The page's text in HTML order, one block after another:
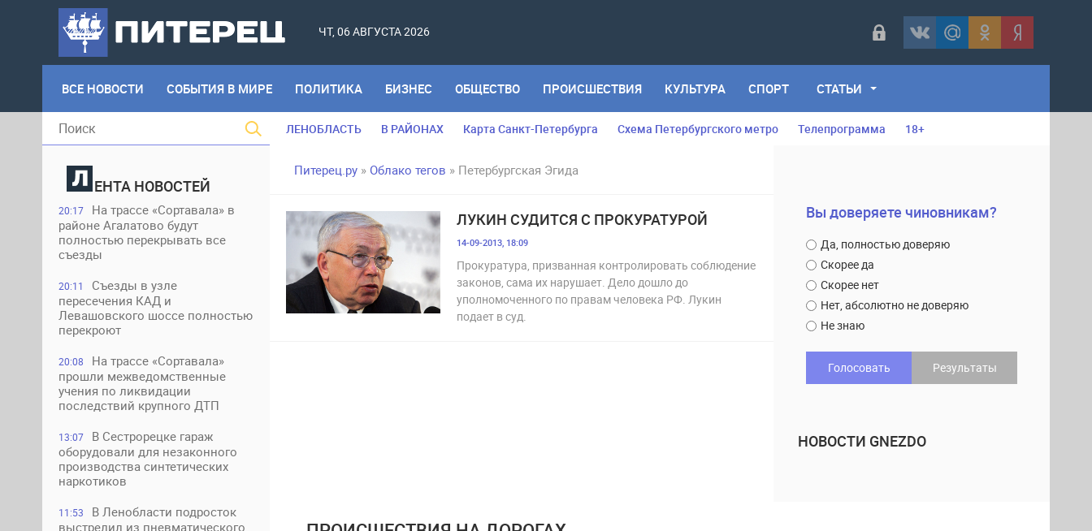
ЧТ, 06 АВГУСТА 2026
ВСЕ НОВОСТИ СОБЫТИЯ В МИРЕ ПОЛИТИКА БИЗНЕС ОБЩЕСТВО ПРОИСШЕСТВИЯ КУЛЬТУРА СПОРТ СТАТЬИ
ЕНТА НОВОСТЕЙ
20:17
На трассе «Сортавала» в
районе Агалатово будут
полностью перекрывать все
съезды
20:11
Съезды в узле
пересечения КАД и
Левашовского шоссе полностью
перекроют
20:08
На трассе «Сортавала»
прошли межведомственные
учения по ликвидации
последствий крупного ДТП
13:07
В Сестрорецке гараж
оборудовали для незаконного
производства синтетических
наркотиков
11:53
В Ленобласти подросток
выстрелил из пневматического
ЛЕНОБЛАСТЬ В РАЙОНАХ Карта Санкт-Петербурга Схема Петербургского метро Телепрограмма 18+
Питерец.ру » Облако тегов » Петербургская Эгида
ЛУКИН СУДИТСЯ С ПРОКУРАТУРОЙ
14-09-2013, 18:09
Прокуратура, призванная контролировать соблюдение
законов, сама их нарушает. Дело дошло до
уполномоченного по правам человека РФ. Лукин
подает в суд.
Вы доверяете чиновникам?
Да, полностью доверяю
Скорее да
Скорее нет
Нет, абсолютно не доверяю
Не знаю
Голосовать Результаты
НОВОСТИ GNEZDO